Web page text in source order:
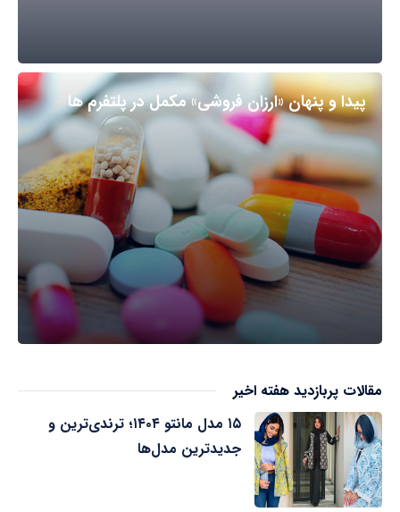
پیدا و پنهان «ارزان فروشی» مکمل در پلتفرم ها
مقالات پربازدید هفته اخیر
۱۵ مدل مانتو ۱۴۰۴؛ ترندی‌ترین و
جدیدترین مدل‌ها